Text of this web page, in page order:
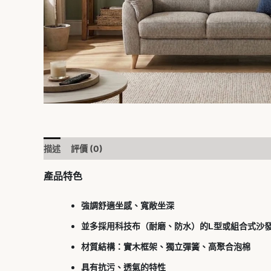
描述 評價 (0)
產品特色
強調舒適坐感、寬敞坐深
並多採用科技布（耐磨、防水）的L型或組合式沙
材質結構：實木框架、獨立彈簧、高聚合泡棉
具有抗污、透氣的特性